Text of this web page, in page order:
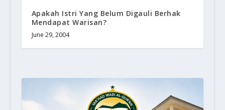
Apakah Istri Yang Belum Digauli Berhak
Mendapat Warisan?
June 29, 2004